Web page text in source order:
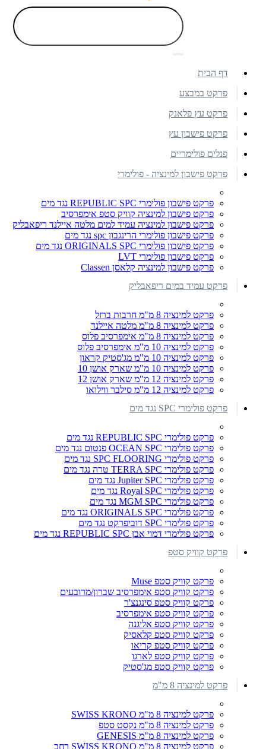
דף הבית
פרקט במבצע
פרקט עץ פלאנק
פרקט פישבון עץ
פנלים פולימריים
פרקט פישבון למינציה - פולימרי
פרקט פישבון פולימרי REPUBLIC SPC נגד מים
פרקט פישבון למינציה קוויק סטפ אימפרסיב
פרקט פישבון למינציה עמיד למים מלטה איילנד ריפאבליק
פרקט פישבון פולימרי הרינגבון spc נגד מים
פרקט פישבון פולימרי ORIGINALS SPC נגד מים
פרקט פישבון פולימרי LVT
פרקט פישבון למינציה קלאסן Classen
פרקט עמיד במים ריפאבליק
פרקט למינציה 8 מ"מ חרבות ברזל
פרקט למינציה 8 מ"מ מלטה איילנד
פרקט למינציה 8 מ"מ אימפרסיב פלוס
פרקט למינציה 10 מ"מ אימפרסיב פלוס
פרקט למינציה 10 מ"מ מג'סטיק קראון
פרקט למינציה 10 מ"מ שארק אושן 10
פרקט למינציה 12 מ"מ שארק אושן 12
פרקט למינציה 12 מ"מ סילבר ווילואו
פרקט פולימרי SPC נגד מים
פרקט פולימרי REPUBLIC SPC נגד מים
פרקט פולימרי OCEAN SPC פנטום נגד מים
פרקט פולימרי SPC FLOORING נגד מים
פרקט פולימרי TERRA SPC טרה נגד מים
פרקט פולימרי Jupiter SPC נגד מים
פרקט פולימרי Royal SPC נגד מים
פרקט פולימרי MGM SPC נגד מים
פרקט פולימרי ORIGINALS SPC נגד מים
פרקט פולימרי SPC דוביפרקט נגד מים
פרקט פולימרי דמוי אבן REPUBLIC SPC נגד מים
פרקט קוויק סטפ
פרקט קוויק סטפ Muse
פרקט קוויק סטפ אימפרסיב שברון/מרובעים
פרקט קוויק סטפ סינגנצ'ר
פרקט קוויק סטפ אימפרסיב
פרקט קוויק סטפ אליגנה
פרקט קוויק סטפ קלאסיק
פרקט קוויק סטפ קריאו
פרקט קוויק סטפ לארגו
פרקט קוויק סטפ מג'סטיק
פרקט למינציה 8 מ"מ
פרקט למינציה 8 מ"מ SWISS KRONO
פרקט למינציה 8 מ"מ נקסט סטפ
פרקט למינציה 8 מ"מ GENESIS
פרקט למינציה 8 מ"מ SWISS KRONO רחב